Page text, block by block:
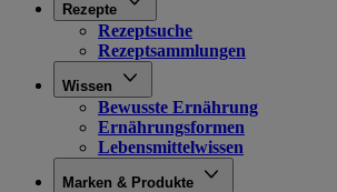
Rezepte
Rezeptsuche
Rezeptsammlungen
Wissen
Bewusste Ernährung
Ernährungsformen
Lebensmittelwissen
Marken & Produkte